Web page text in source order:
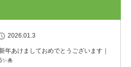
2026.01.3
年あけましておめでとうございます｜